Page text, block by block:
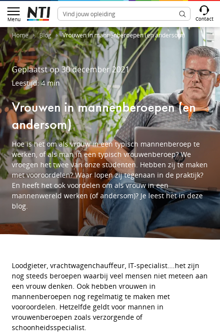
Menu Contact
Home Blog Vrouwen in mannenberoepen (en andersom)
Geplaatst op 30 december 2021
Leestijd: 4 min
Vrouwen in mannenberoepen (en
andersom)
Hoe is het om als vrouw in een typisch mannenberoep te
werken, of als man in een typisch vrouwenberoep? We
vroegen het twee van onze studenten. Hebben zij te maken
met vooroordelen? Waar lopen zij tegenaan in de praktijk?
En heeft het ook voordelen om als vrouw in een
mannenwereld werken (of andersom)? Je leest het in deze
blog.
Loodgieter, vrachtwagenchauffeur, IT-specialist….het zijn
nog steeds beroepen waarbij veel mensen niet meteen aan
een vrouw denken. Ook hebben vrouwen in
mannenberoepen nog regelmatig te maken met
vooroordelen. Hetzelfde geldt voor mannen in
vrouwenberoepen zoals verzorgende of
schoonheidsspecialist.